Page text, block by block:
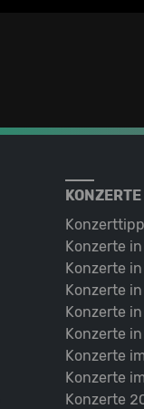
KONZERTE
Konzerte
Konzerte
Konzerte
Konzerte
Konzerte
Konzerte
Konzerte
Konzerte